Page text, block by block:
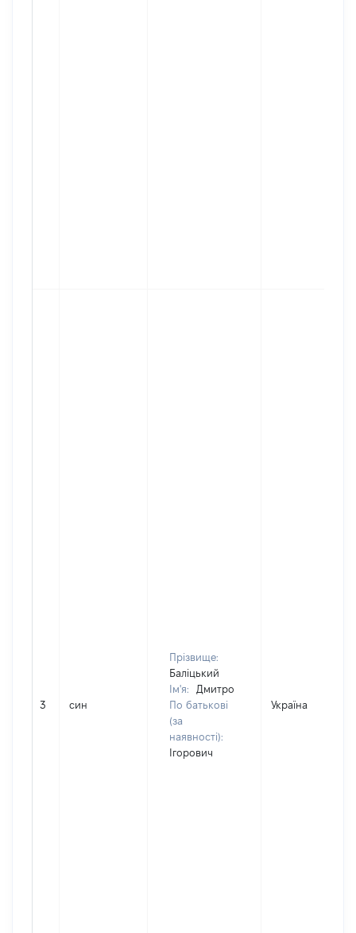
3 син
Прізвище:
Баліцький
Ім'я:
Дмитро
По батькові
(за
наявності):
Ігорович
Україна